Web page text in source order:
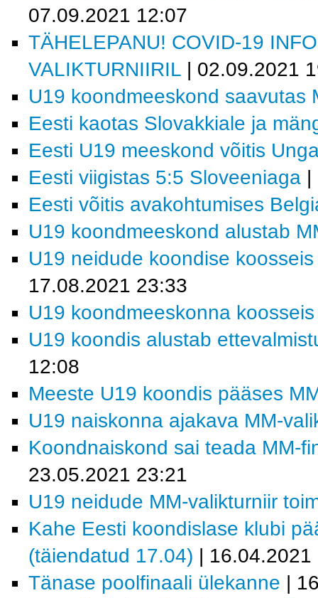
07.09.2021 12:07
TÄHELEPANU! COVID-19
VALIKTURNIIRIL | 02.09.2021
U19 koondmeeskond saavutas
Eesti kaotas Slovakkiale ja
Eesti U19 meeskond võitis
Eesti viigistas 5:5 Sloveeniaga |
Eesti võitis avakohtumises
U19 koondmeeskond alustab
U19 neidude koondise
17.08.2021 23:33
U19 koondmeeskonna
U19 koondis alustab
12:08
Meeste U19 koondis pääses
U19 naiskonna ajakava MM-
Koondnaiskond sai teada MM-
23.05.2021 23:21
U19 neidude MM-valikturniir
Kahe Eesti koondislase klubi
(täiendatud 17.04) | 16.04.2021
Tänase poolfinaali ülekanne |